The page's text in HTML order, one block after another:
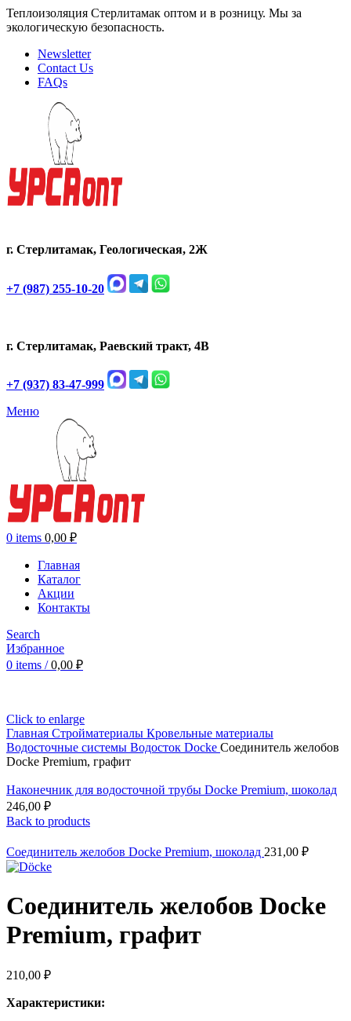
Теплоизоляция Стерлитамак оптом и в розницу. Мы за
экологическую безопасность.
Newsletter
Contact Us
FAQs
г. Стерлитамак, Геологическая, 2Ж
+7 (987) 255-10-20
г. Стерлитамак, Раевский тракт, 4В
+7 (937) 83-47-999
Меню
0 items 0,00 ₽
Главная
Каталог
Акции
Контакты
Search
Избранное
0 items / 0,00 ₽
Click to enlarge
Главная Стройматериалы Кровельные материалы
Водосточные системы Водосток Docke Соединитель желобов
Docke Premium, графит
Наконечник для водосточной трубы Docke Premium, шоколад
246,00 ₽
Back to products
Соединитель желобов Docke Premium, шоколад 231,00 ₽
Соединитель желобов Docke
Premium, графит
210,00 ₽
Характеристики: